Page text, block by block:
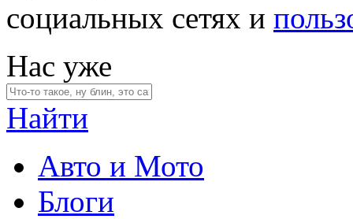
социальных сетях и
Нас уже
Найти
Авто и Мото
Блоги